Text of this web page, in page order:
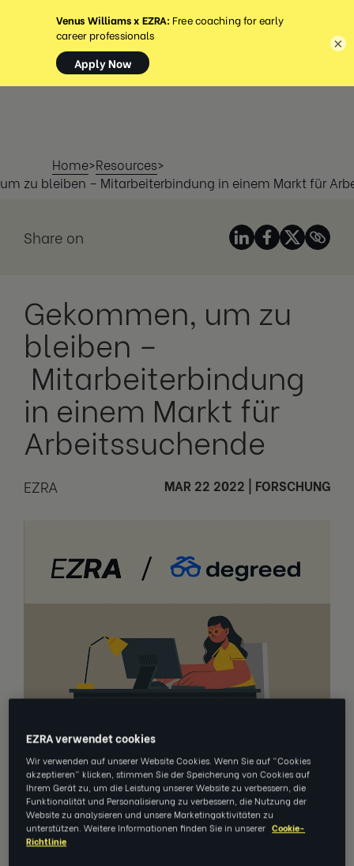
MENÜ
Home>Resources>
zu bleiben – Mitarbeiterbindung in einem Markt für
Share on
Gekommen, um zu
bleiben –
Mitarbeiterbindung
in einem Markt für
Arbeitssuchende
EZRA MAR 22 2022 FORSCHUNG
×
EZRA verwendet cookies
Wir verwenden auf unserer Website Cookies. Wenn Sie auf "Cookies
akzeptieren" klicken, stimmen Sie der Speicherung von Cookies auf
Ihrem Gerät zu, um die Leistung unserer Website zu verbessern, die
Funktionalität und Personalisierung zu verbessern, die Nutzung der
Website zu analysieren und unsere Marketingaktivitäten zu
unterstützen. Weitere Informationen finden Sie in unserer Cookie-
Richtlinie